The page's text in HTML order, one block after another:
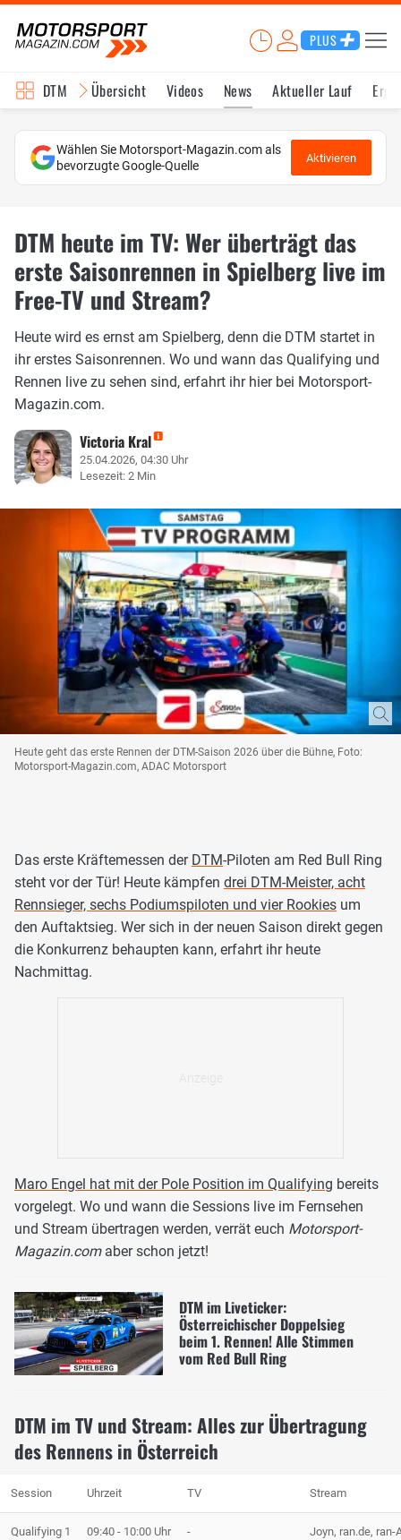
PLUS
DTM Übersicht Videos News Aktueller Lauf
Wählen Sie Motorsport-Magazin.com als
bevorzugte Google-Quelle
Aktivieren
DTM heute im TV: Wer überträgt das
erste Saisonrennen in Spielberg live im
Free-TV und Stream?
Heute wird es ernst am Spielberg, denn die DTM startet in
ihr erstes Saisonrennen. Wo und wann das Qualifying und
Rennen live zu sehen sind, erfahrt ihr hier bei Motorsport-
Magazin.com.
Victoria Kral
25.04.2026, 04:30 Uhr
Lesezeit: 2 Min
Heute geht das erste Rennen der DTM-Saison 2026 über die Bühne, Foto:
Motorsport-Magazin.com, ADAC Motorsport
Das erste Kräftemessen der DTM-Piloten am Red Bull Ring
steht vor der Tür! Heute kämpfen drei DTM-Meister, acht
Rennsieger, sechs Podiumspiloten und vier Rookies um
den Auftaktsieg. Wer sich in der neuen Saison direkt gegen
die Konkurrenz behaupten kann, erfahrt ihr heute
Nachmittag.
Maro Engel hat mit der Pole Position im Qualifying bereits
vorgelegt. Wo und wann die Sessions live im Fernsehen
und Stream übertragen werden, verrät euch Motorsport-
Magazin.com aber schon jetzt!
DTM im Liveticker:
Österreichischer Doppelsieg
beim 1. Rennen! Alle Stimmen
vom Red Bull Ring
DTM im TV und Stream: Alles zur Übertragung
des Rennens in Österreich
Session Uhrzeit TV Stream
Qualifying 1 09:40 - 10:00 Uhr - Joyn, ran.de,